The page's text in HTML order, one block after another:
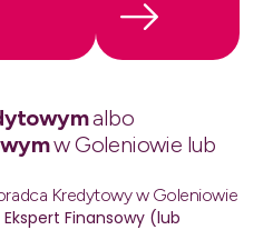
albo
w Goleniowie lub
Kredytowy w Goleniowie
Ekspert Finansowy (lub